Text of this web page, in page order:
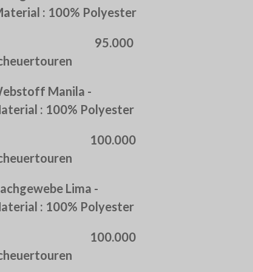
: 100% Polyester
Manila -
: 100% Polyester
Lima -
: 100% Polyester